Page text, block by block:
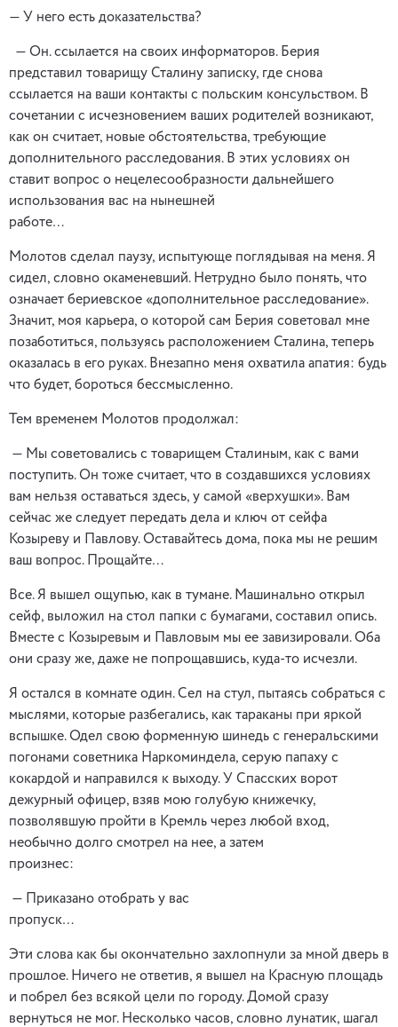
— У него есть доказательства?
— Он. ссылается на своих информаторов. Берия
представил товарищу Сталину записку, где снова
ссылается на ваши контакты с польским консульством. В
сочетании с исчезновением ваших родителей возникают,
как он считает, новые обстоятельства, требующие
дополнительного расследования. В этих условиях он
ставит вопрос о нецелесообразности дальнейшего
использования вас на нынешней
работе…
Молотов сделал паузу, испытующе поглядывая на меня. Я
сидел, словно окаменевший. Нетрудно было понять, что
означает бериевское «дополнительное расследование».
Значит, моя карьера, о которой сам Берия советовал мне
позаботиться, пользуясь расположением Сталина, теперь
оказалась в его руках. Внезапно меня охватила апатия: будь
что будет, бороться бессмысленно.
Тем временем Молотов продолжал:
— Мы советовались с товарищем Сталиным, как с вами
поступить. Он тоже считает, что в создавшихся условиях
вам нельзя оставаться здесь, у самой «верхушки». Вам
сейчас же следует передать дела и ключ от сейфа
Козыреву и Павлову. Оставайтесь дома, пока мы не решим
ваш вопрос. Прощайте…
Все. Я вышел ощупью, как в тумане. Машинально открыл
сейф, выложил на стол папки с бумагами, составил опись.
Вместе с Козыревым и Павловым мы ее завизировали. Оба
они сразу же, даже не попрощавшись, куда-то исчезли.
Я остался в комнате один. Сел на стул, пытаясь собраться с
мыслями, которые разбегались, как тараканы при яркой
вспышке. Одел свою форменную шинедь с генеральскими
погонами советника Наркоминдела, серую папаху с
кокардой и направился к выходу. У Спасских ворот
дежурный офицер, взяв мою голубую книжечку,
позволявшую пройти в Кремль через любой вход,
необычно долго смотрел на нее, а затем
произнес:
— Приказано отобрать у вас
пропуск…
Эти слова как бы окончательно захлопнули за мной дверь в
прошлое. Ничего не ответив, я вышел на Красную площадь
и побрел без всякой цели по городу. Домой сразу
вернуться не мог. Несколько часов, словно лунатик, шагал